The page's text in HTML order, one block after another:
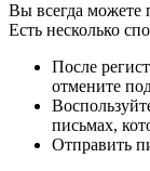
Вы всегда можете
Есть несколько
После
отмените
письмах,
Отправить